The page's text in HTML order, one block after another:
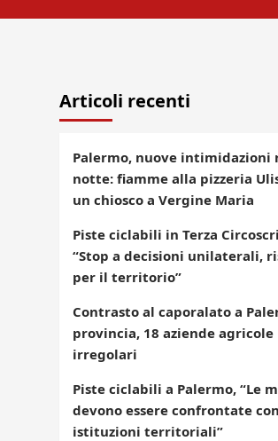
Articoli recenti
Palermo, nuove intimidazioni
notte: fiamme alla pizzeria
un chiosco a Vergine Maria
Piste ciclabili in Terza
“Stop a decisioni unilaterali,
per il territorio”
Contrasto al caporalato a
provincia, 18 aziende agricole
irregolari
Piste ciclabili a Palermo, “Le
devono essere confrontate
istituzioni territoriali”